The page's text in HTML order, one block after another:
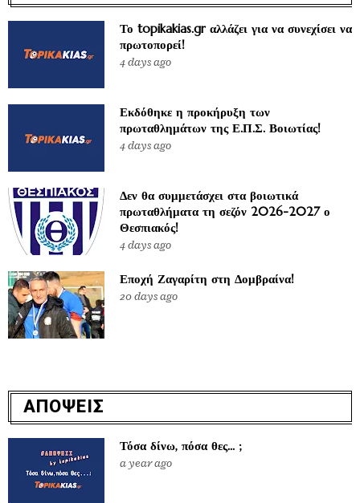
Το topikakias.gr αλλάζει για να συνεχίσει να
πρωτοπορεί!
4 days ago
Εκδόθηκε η προκήρυξη των
πρωταθλημάτων της Ε.Π.Σ. Βοιωτίας!
4 days ago
Δεν θα συμμετάσχει στα βοιωτικά
πρωταθλήματα τη σεζόν 2026-2027 ο
Θεσπιακός!
4 days ago
Εποχή Ζαγαρίτη στη Δομβραίνα!
20 days ago
ΑΠΟΨΕΙΣ
Τόσα δίνω, πόσα θες... ;
a year ago